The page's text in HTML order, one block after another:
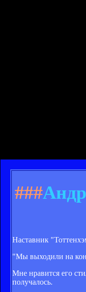
###
Наставник
"Мы выходили на
Мне нравится его
получалось.